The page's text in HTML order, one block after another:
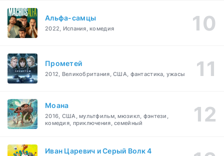
Альфа-самцы
2022, Испания, комедия
Прометей
2012, Великобритания, США, фантастика, ужасы
Моана
2016, США, мультфильм, мюзикл, фэнтези,
комедия, приключения, семейный
Иван Царевич и Серый Волк 4